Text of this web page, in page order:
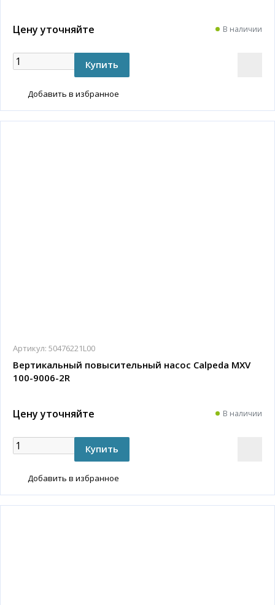
Цену уточняйте В наличии
Добавить в избранное
Артикул: 50476221L00
Вертикальный повысительный насос Calpeda MXV
100-9006-2R
Цену уточняйте В наличии
Добавить в избранное